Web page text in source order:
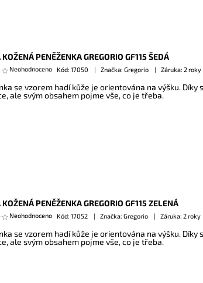
PENĚŽENKA GREGORIO GF115 ŠEDÁ
Neohodnoceno Kód: 17050 Značka: Gregorio Záruka: 2 roky
se vzorem hadí kůže je orientována na výšku.
ale svým obsahem pojme vše, co je třeba.
PENĚŽENKA GREGORIO GF115 ZELENÁ
Neohodnoceno Kód: 17052 Značka: Gregorio Záruka: 2 roky
se vzorem hadí kůže je orientována na výšku.
ale svým obsahem pojme vše, co je třeba.